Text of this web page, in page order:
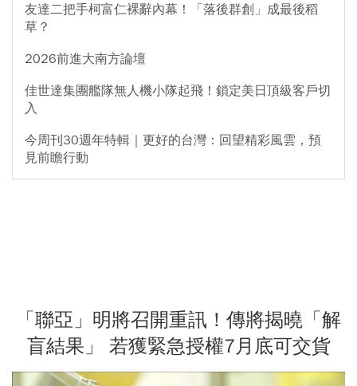
友達二把手柯富仁裸辭內幕！「落後群創」成最後稻
草？
2026前進大南方論壇
佳世達集團艦隊無人機小隊起飛！鎖定美日頂級客戶切
入
今周刊30週年特輯｜更好的台灣：回望精彩風雲，預
見前瞻行動
「聯亞」明將召開重訊！傳將揭曉「解
盲結果」 若獲緊急授權7月底可交貨